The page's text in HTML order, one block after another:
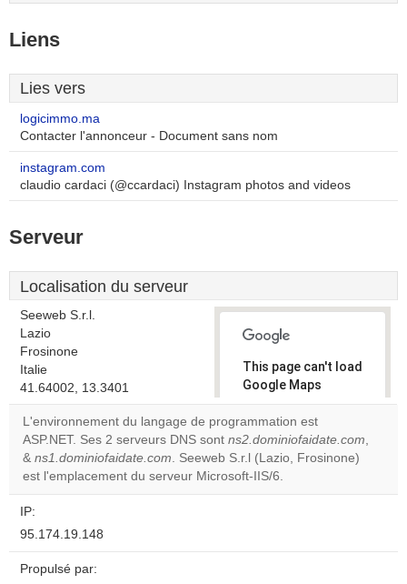
Liens
Lies vers
logicimmo.ma
Contacter l'annonceur - Document sans nom
instagram.com
claudio cardaci (@ccardaci) Instagram photos and videos
Serveur
Localisation du serveur
Seeweb S.r.l.
Lazio
Frosinone
Italie
41.64002, 13.3401
This page can't load
Google Maps
correctly.
Do you
own this
website?
OK
L'environnement du langage de programmation est
ASP.NET. Ses 2 serveurs DNS sont ns2.dominiofaidate.com,
& ns1.dominiofaidate.com. Seeweb S.r.l (Lazio, Frosinone)
est l'emplacement du serveur Microsoft-IIS/6.
IP:
95.174.19.148
Propulsé par: